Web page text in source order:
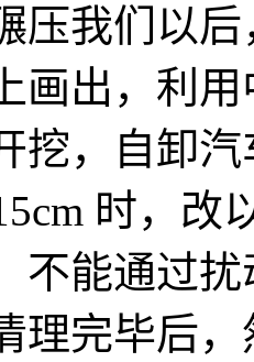
压我们以
画出，利
挖，自卸
时，
不能通过
理完毕后